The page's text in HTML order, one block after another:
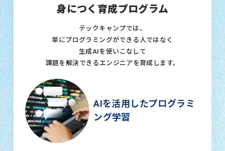
身につく育成プログラム
テックキャンプでは、
単にプログラミングができる人ではなく
生成AIを使いこなして
課題を解決できるエンジニアを育成します。
AIを活用したプログラミ
ング学習